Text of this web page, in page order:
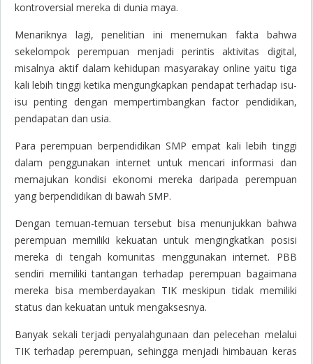
kontroversial mereka di dunia maya.
Menariknya lagi, penelitian ini menemukan fakta bahwa
sekelompok perempuan menjadi perintis aktivitas digital,
misalnya aktif dalam kehidupan masyarakay online yaitu tiga
kali lebih tinggi ketika mengungkapkan pendapat terhadap isu-
isu penting dengan mempertimbangkan factor pendidikan,
pendapatan dan usia.
Para perempuan berpendidikan SMP empat kali lebih tinggi
dalam penggunakan internet untuk mencari informasi dan
memajukan kondisi ekonomi mereka daripada perempuan
yang berpendidikan di bawah SMP.
Dengan temuan-temuan tersebut bisa menunjukkan bahwa
perempuan memiliki kekuatan untuk mengingkatkan posisi
mereka di tengah komunitas menggunakan internet. PBB
sendiri memiliki tantangan terhadap perempuan bagaimana
mereka bisa memberdayakan TIK meskipun tidak memiliki
status dan kekuatan untuk mengaksesnya.
Banyak sekali terjadi penyalahgunaan dan pelecehan melalui
TIK terhadap perempuan, sehingga menjadi himbauan keras